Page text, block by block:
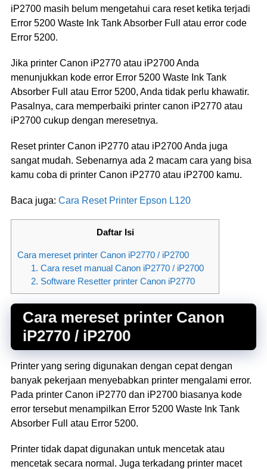
iP2700 masih belum mengetahui cara reset ketika terjadi
Error 5200 Waste Ink Tank Absorber Full atau error code
Error 5200.
Jika printer Canon iP2770 atau iP2700 Anda
menunjukkan kode error Error 5200 Waste Ink Tank
Absorber Full atau Error 5200, Anda tidak perlu khawatir.
Pasalnya, cara memperbaiki printer canon iP2770 atau
iP2700 cukup dengan meresetnya.
Reset printer Canon iP2770 atau iP2700 Anda juga
sangat mudah. Sebenarnya ada 2 macam cara yang bisa
kamu coba di printer Canon iP2770 atau iP2700 kamu.
Baca juga: Cara Reset Printer Epson L120
Daftar Isi
Cara mereset printer Canon iP2770 / iP2700
1. Cara reset manual Canon iP2770 / iP2700
2. Software Resetter printer Canon iP2770
Cara mereset printer Canon
iP2770 / iP2700
Printer yang sering digunakan dengan cepat dengan
banyak pekerjaan menyebabkan printer mengalami error.
Pada printer Canon iP2770 dan iP2700 biasanya kode
error tersebut menampilkan Error 5200 Waste Ink Tank
Absorber Full atau Error 5200.
Printer tidak dapat digunakan untuk mencetak atau
mencetak secara normal. Juga terkadang printer macet